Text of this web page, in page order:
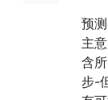
预
主
含
步-